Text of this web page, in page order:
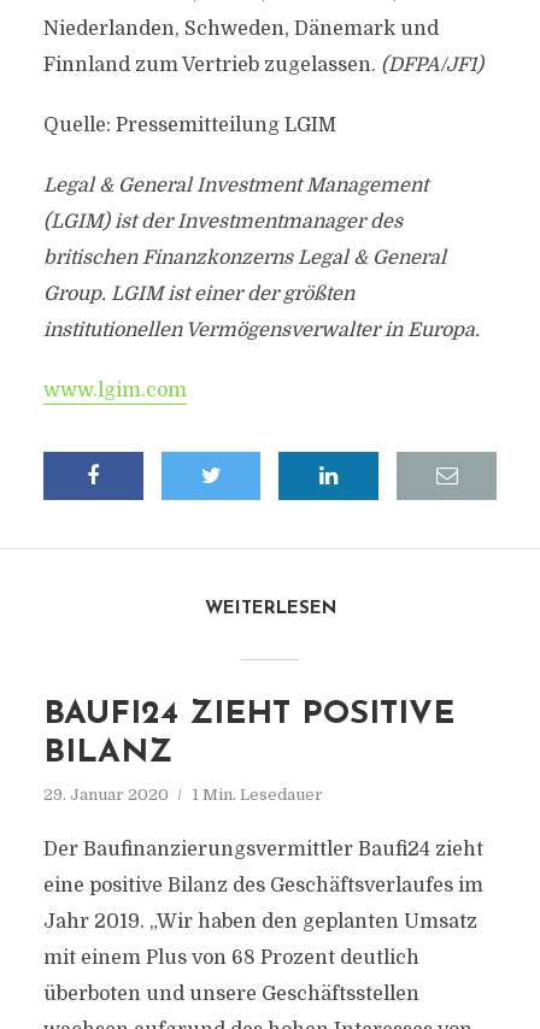
Niederlanden, Schweden, Dänemark und
Finnland zum Vertrieb zugelassen. (DFPA/JF1)
Quelle: Pressemitteilung LGIM
Legal & General Investment Management
(LGIM) ist der Investmentmanager des
britischen Finanzkonzerns Legal & General
Group. LGIM ist einer der größten
institutionellen Vermögensverwalter in Europa.
www.lgim.com
WEITERLESEN
BAUFI24 ZIEHT POSITIVE
BILANZ
29. Januar 2020 1 Min. Lesedauer
Der Baufinanzierungsvermittler Baufi24 zieht
eine positive Bilanz des Geschäftsverlaufes im
Jahr 2019. „Wir haben den geplanten Umsatz
mit einem Plus von 68 Prozent deutlich
überboten und unsere Geschäftsstellen